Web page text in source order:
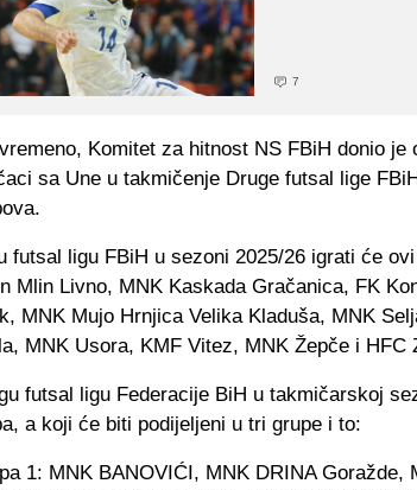
7
Komitet za hitnost NS FBiH donio je
sa Une u takmičenje Druge futsal lige
futsal ligu FBiH u sezoni 2025/26 igrati će
Mlin Livno, MNK Kaskada Gračanica, FK
MNK Mujo Hrnjica Velika Kladuša, MNK
MNK Usora, KMF Vitez, MNK Žepče i HFC
futsal ligu Federacije BiH u takmičarskoj
a koji će biti podijeljeni u tri grupe i to:
1: MNK BANOVIĆI, MNK DRINA Goražde,